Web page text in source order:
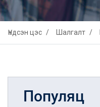
Үндсэн цэс Шалгалт
Популяц